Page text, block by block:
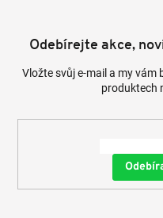
Odebírejte akce,
Vložte svůj e-mail a my vám
produktech